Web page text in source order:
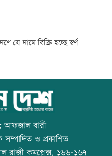
আদিবাসী দিবস
পথে প্রধানমন্ত্রী
যে দামে বিক্রি হচ্ছে স্বর্ণ
বন্ধু দিবস
আফজাল বারী
ও প্রকাশিত
রাজী কমপ্লেক্স, ১৬৬-১৬৭